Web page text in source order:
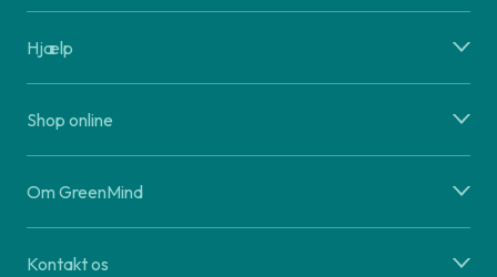
Hjælp
Shop online
Om GreenMind
Kontakt os